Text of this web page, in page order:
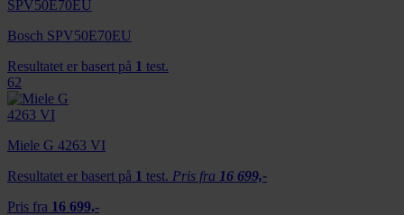
dessuten informasjon om hvordan du bruker nettstedet
vårt, med partnerne våre innen sosiale medier,
med annen informasjon du har gjort tilgjengelig for dem,
eller som de har samlet inn gjennom din bruk av
tjenestene deres.
Bosch SPV50E70EU
Resultatet er basert på 1 test.
62
Miele G 4263 VI
Resultatet er basert på 1 test. Pris fra 16 699,-
Pris fra 16 699,-